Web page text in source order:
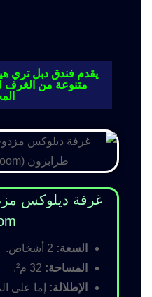
يقدم فندق دبل تري
متنوعة من الغرف
السعة:
المساحة:
الإطلالة: إما على